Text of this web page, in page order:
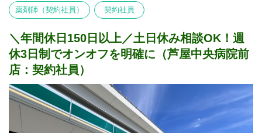
＜在籍スタッフ状況＞
薬剤師（正社員） 1名
薬剤師（契約社員）1名
薬剤師（パート）2名
調剤事務（正社員）2名
調剤事務（パート）1名
【業務内容】
・調剤業務
・服薬指導
・在宅
薬剤師（契約社員） 契約社員
＼年間休日150日以上／土日休み相談OK！週
休3日制でオンオフを明確に（芦屋中央病院前
店：契約社員）